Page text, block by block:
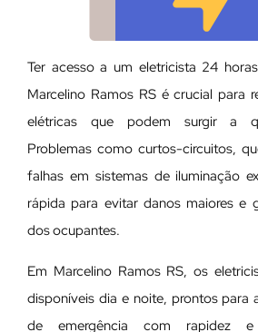
Ter acesso a um eletricista 24
Marcelino Ramos RS é crucial para
elétricas que podem surgir a
Problemas como curtos-circuitos,
falhas em sistemas de iluminação
rápida para evitar danos maiores e
dos ocupantes.
Em Marcelino Ramos RS, os
disponíveis dia e noite, prontos para
de emergência com rapidez e